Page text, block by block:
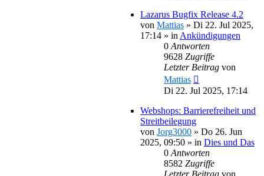
Lazarus Bugfix Release 4.2
von Mattias » Di 22. Jul 2025,
17:14 » in Ankündigungen
0 Antworten
9628 Zugriffe
Letzter Beitrag von
Mattias
Di 22. Jul 2025, 17:14
Webshops: Barrierefreiheit und
Streitbeilegung
von Jorg3000 » Do 26. Jun
2025, 09:50 » in Dies und Das
0 Antworten
8582 Zugriffe
Letzter Beitrag von